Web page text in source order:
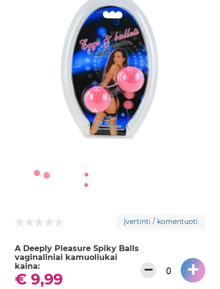
Įvertinti / komentuoti
A Deeply Pleasure Spiky Balls
vaginaliniai kamuoliukai
kaina:
€ 9,99 − +